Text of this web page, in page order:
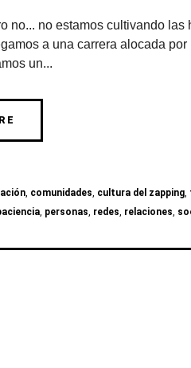
no... no estamos cultivando
a una carrera alocada
un...
, comunidades, cultura del zapping,
, personas, redes, relaciones,